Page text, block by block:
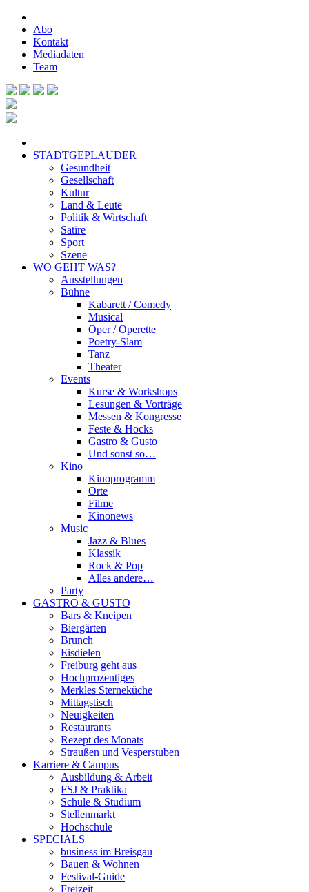
Abo
Kontakt
Mediadaten
Team
STADTGEPLAUDER
Gesundheit
Gesellschaft
Kultur
Land & Leute
Politik & Wirtschaft
Satire
Sport
Szene
WO GEHT WAS?
Ausstellungen
Bühne
Kabarett / Comedy
Musical
Oper / Operette
Poetry-Slam
Tanz
Theater
Events
Kurse & Workshops
Lesungen & Vorträge
Messen & Kongresse
Feste & Hocks
Gastro & Gusto
Und sonst so…
Kino
Kinoprogramm
Orte
Filme
Kinonews
Music
Jazz & Blues
Klassik
Rock & Pop
Alles andere…
Party
GASTRO & GUSTO
Bars & Kneipen
Biergärten
Brunch
Eisdielen
Freiburg geht aus
Hochprozentiges
Merkles Sterneküche
Mittagstisch
Neuigkeiten
Restaurants
Rezept des Monats
Straußen und Vesperstuben
Karriere & Campus
Ausbildung & Arbeit
FSJ & Praktika
Schule & Studium
Stellenmarkt
Hochschule
SPECIALS
business im Breisgau
Bauen & Wohnen
Festival-Guide
Freizeit